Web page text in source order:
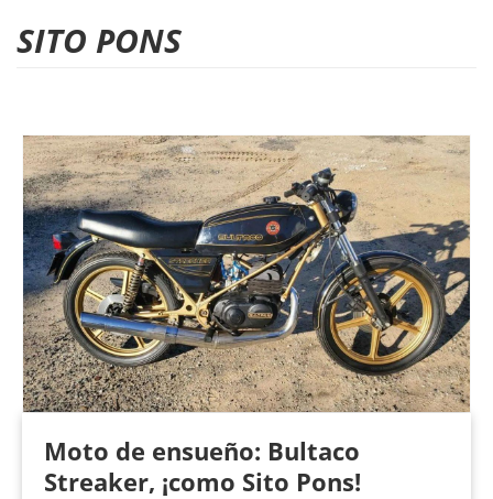
SITO PONS
Moto de ensueño: Bultaco
Streaker, ¡como Sito Pons!